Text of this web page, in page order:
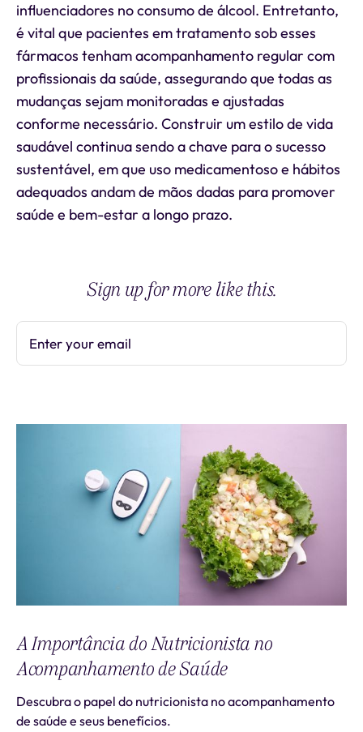
influenciadores no consumo de álcool. Entretanto,
é vital que pacientes em tratamento sob esses
fármacos tenham acompanhamento regular com
profissionais da saúde, assegurando que todas as
mudanças sejam monitoradas e ajustadas
conforme necessário. Construir um estilo de vida
saudável continua sendo a chave para o sucesso
sustentável, em que uso medicamentoso e hábitos
adequados andam de mãos dadas para promover
saúde e bem-estar a longo prazo.
Sign up for more like this.
Enter your email
A Importância do Nutricionista no
Acompanhamento de Saúde
Descubra o papel do nutricionista no acompanhamento
de saúde e seus benefícios.